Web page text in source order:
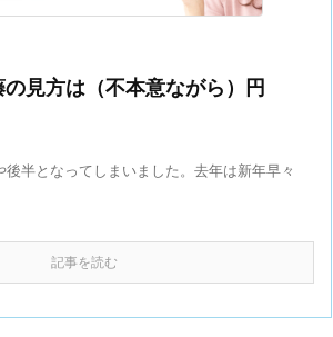
見方は（不本意ながら）円
後半となってしまいました。去年は新年早々
記事を読む